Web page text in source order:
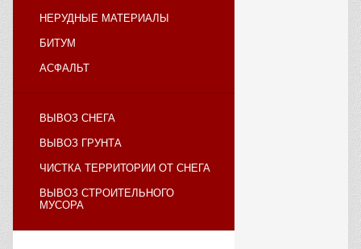
НЕРУДНЫЕ МАТЕРИАЛЫ
БИТУМ
АСФАЛЬТ
ВЫВОЗ СНЕГА
ВЫВОЗ ГРУНТА
ЧИСТКА ТЕРРИТОРИИ ОТ СНЕГА
ВЫВОЗ СТРОИТЕЛЬНОГО
МУСОРА